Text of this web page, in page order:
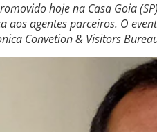
hoje na Casa Goia
aos agentes parceiros. O
Convetion & Visitors